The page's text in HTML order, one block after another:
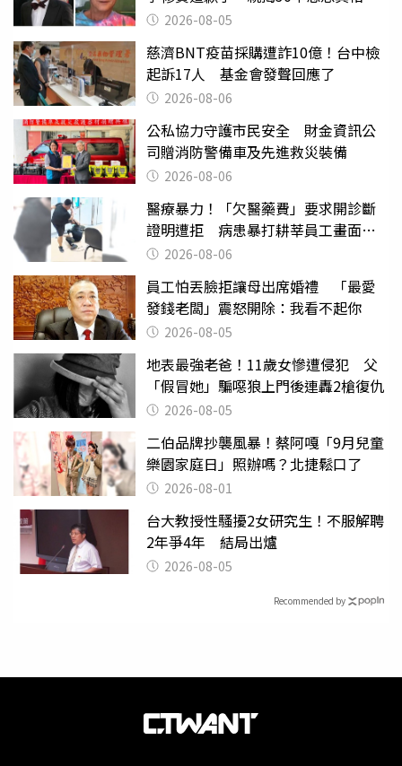
2026-08-05
慈濟BNT疫苗採購遭詐10億！台中檢
起訴17人 基金會發聲回應了
2026-08-06
公私協力守護市民安全 財金資訊公
司贈消防警備車及先進救災裝備
2026-08-06
醫療暴力！「欠醫藥費」要求開診斷
證明遭拒 病患暴打耕莘員工畫面曝
光 2026-08-06
員工怕丟臉拒讓母出席婚禮 「最愛
發錢老闆」震怒開除：我看不起你
2026-08-05
地表最強老爸！11歲女慘遭侵犯 父
「假冒她」騙噁狼上門後連轟2槍復仇
2026-08-05
二伯品牌抄襲風暴！蔡阿嘎「9月兒童
樂園家庭日」照辦嗎？北捷鬆口了
2026-08-01
台大教授性騷擾2女研究生！不服解聘
2年爭4年 結局出爐
2026-08-05
Recommended by